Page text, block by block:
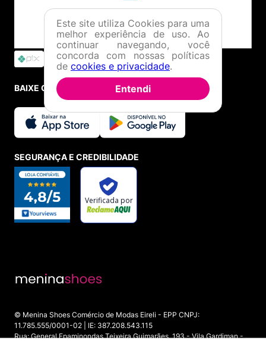
BAIXE O APP
SEGURANÇA E CREDIBILIDADE
© Menina Shoes Comércio de Modas Eireli - EPP CNPJ:
11.785.555/0001-02 | IE: 387.208.543.115
Rua: General Epaminondas Teixeira Guimarães, 193 - Vila Gardiman -
Este site utiliza Cookies para uma
melhor experiência de uso. Ao
continuar navegando, você
concorda com nossas políticas
de cookies e privacidade.
Entendi